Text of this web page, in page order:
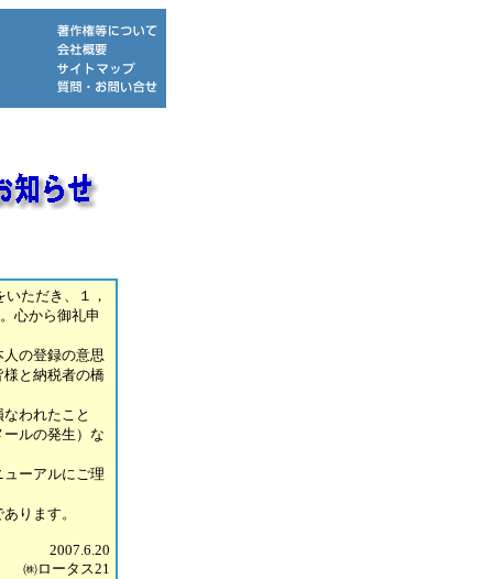
ただき、１，
心から御礼申
の登録の意思
と納税者の橋
われたこと
ルの発生）な
ーアルにご理
ります。
2007.6.20
㈱ロータス21